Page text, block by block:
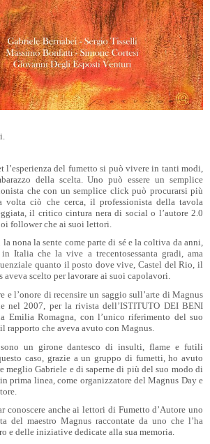
l’esperienza del fumetto si può vivere in tanti modi,
della scelta. Uno può essere un semplice
che con un semplice click può procurarsi più
volta ciò che cerca, il professionista della tavola
il critico cintura nera di social o l’autore 2.0
follower che ai suoi lettori.
nona la sente come parte di sé e la coltiva da anni,
Italia che la vive a trecentosessanta gradi, ama
quanto il posto dove vive, Castel del Rio, il
aveva scelto per lavorare ai suoi capolavori.
e l’onore di recensire un saggio sull’arte di Magnus
nel 2007, per la rivista dell’ISTITUTO DEI BENI
Emilia Romagna, con l’unico riferimento del suo
rapporto che aveva avuto con Magnus.
un girone dantesco di insulti, flame e futili
caso, grazie a un gruppo di fumetti, ho avuto
meglio Gabriele e di saperne di più del suo modo di
prima linea, come organizzatore del Magnus Day e
conoscere anche ai lettori di Fumetto d’Autore uno
del maestro Magnus raccontate da uno che l’ha
e delle iniziative dedicate alla sua memoria.